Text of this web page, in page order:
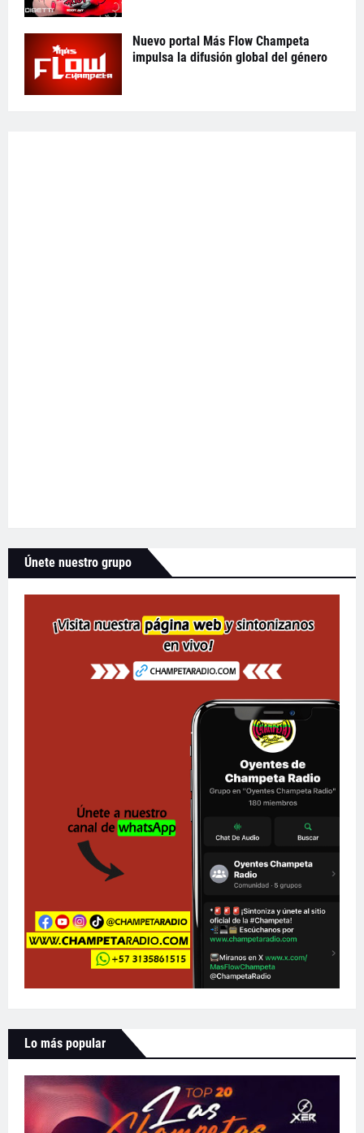
Nuevo portal Más Flow Champeta
impulsa la difusión global del género
Únete nuestro grupo
Lo más popular